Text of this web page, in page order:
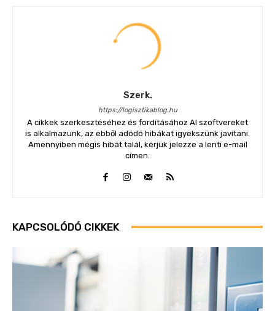
Szerk.
https://logisztikablog.hu
A cikkek szerkesztéséhez és fordításához AI szoftvereket
is alkalmazunk, az ebből adódó hibákat igyekszünk javítani.
Amennyiben mégis hibát talál, kérjük jelezze a lenti e-mail
címen.
KAPCSOLÓDÓ CIKKEK